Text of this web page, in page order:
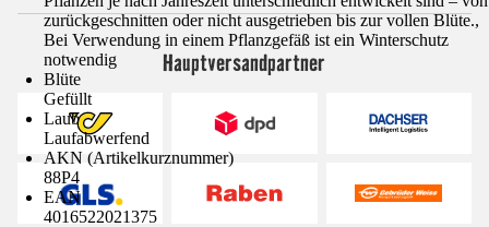
zurückgeschnitten oder nicht ausgetrieben bis zur vollen Blüte.,
Bei Verwendung in einem Pflanzgefäß ist ein Winterschutz
notwendig
Blüte
Gefüllt
Laub
Laufabwerfend
AKN (Artikelkurznummer)
88P4
EAN
4016522021375
Hauptversandpartner